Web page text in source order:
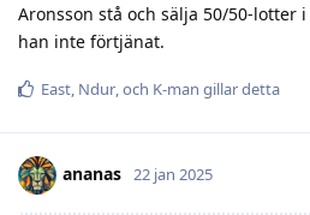
Aronsson stå och sälja 50/50-lotter
han inte förtjänat.
East, Ndur, och K-man gillar detta
ananas 22 jan 2025